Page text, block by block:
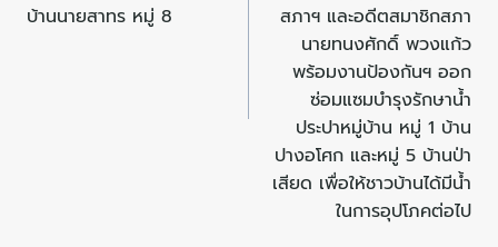
บ้านนายสาทร หมู่ 8
สภาฯ และอดีตสมาชิกสภา
นายทนงศักดิ์ พวงแก้ว
พร้อมงานป้องกันฯ ออก
ซ่อมแซมบำรุงรักษาน้ำ
ประปาหมู่บ้าน หมู่ 1 บ้าน
ปางอโศก และหมู่ 5 บ้านป่า
เสียด เพื่อให้ชาวบ้านได้มีน้ำ
ในการอุปโภคต่อไป